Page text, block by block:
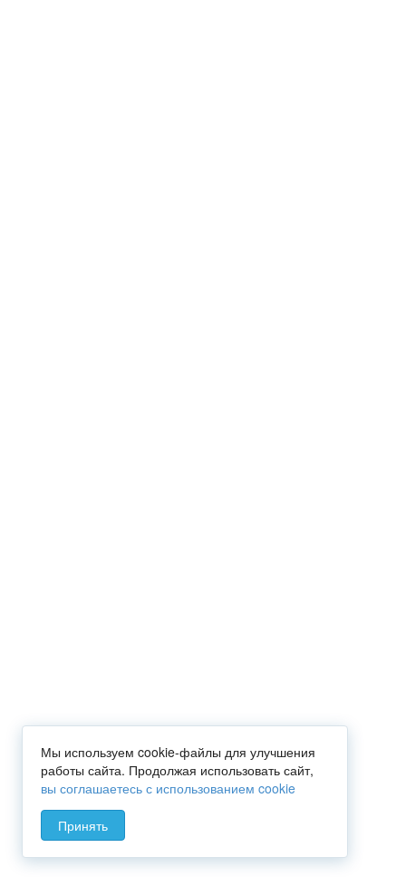
Мы используем cookie-файлы для улучшения
работы сайта. Продолжая использовать сайт,
вы соглашаетесь с использованием cookie
Принять